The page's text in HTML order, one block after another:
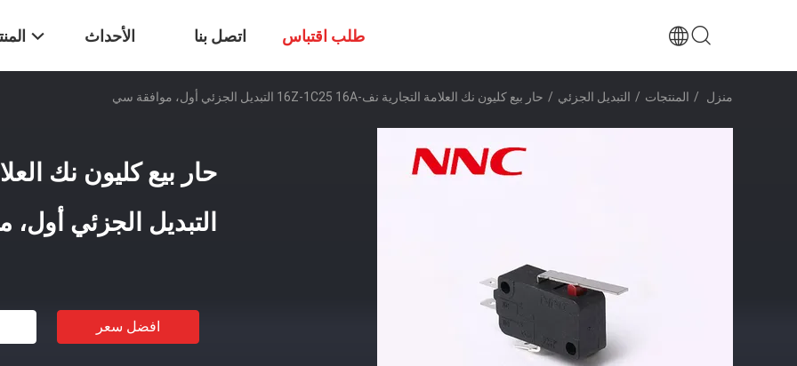
الأحداث اتصل بنا طلب اقتباس
منزل / المنتجات / التبديل الجزئي / حار بيع كليون نك العلامة التجارية نف-16Z-1C25 16A التبديل الجزئي أول، موافقة سي
التبديل الجزئي
افضل سعر